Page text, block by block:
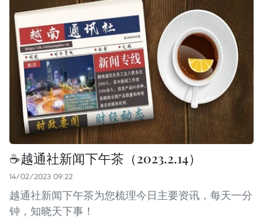
☕越通社新闻下午茶（2023.2.14）
14/02/2023 09:22
越通社新闻下午茶为您梳理今日主要资讯，每天一分
钟，知晓天下事！